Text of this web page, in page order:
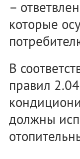
–
которые
В
правил
должны